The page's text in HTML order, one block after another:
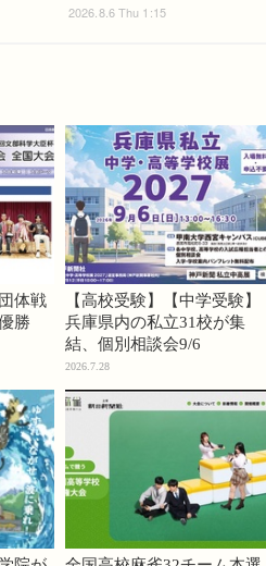
2026.8.6 Thu 1:15
体戦
勝
【高校受験】【中学受験】
兵庫県内の私立31校が集
結、個別相談会9/6
2026.7.28